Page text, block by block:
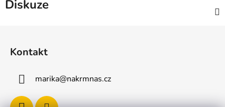
Diskuze
Kontakt
marika@nakrmnas.cz